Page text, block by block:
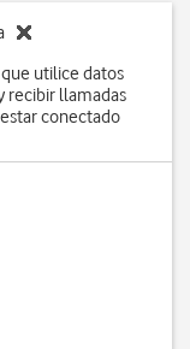
utilice datos
recibir llamadas
conectado